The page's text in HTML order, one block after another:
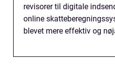
revisorer til digitale
online
blevet mere effektiv og